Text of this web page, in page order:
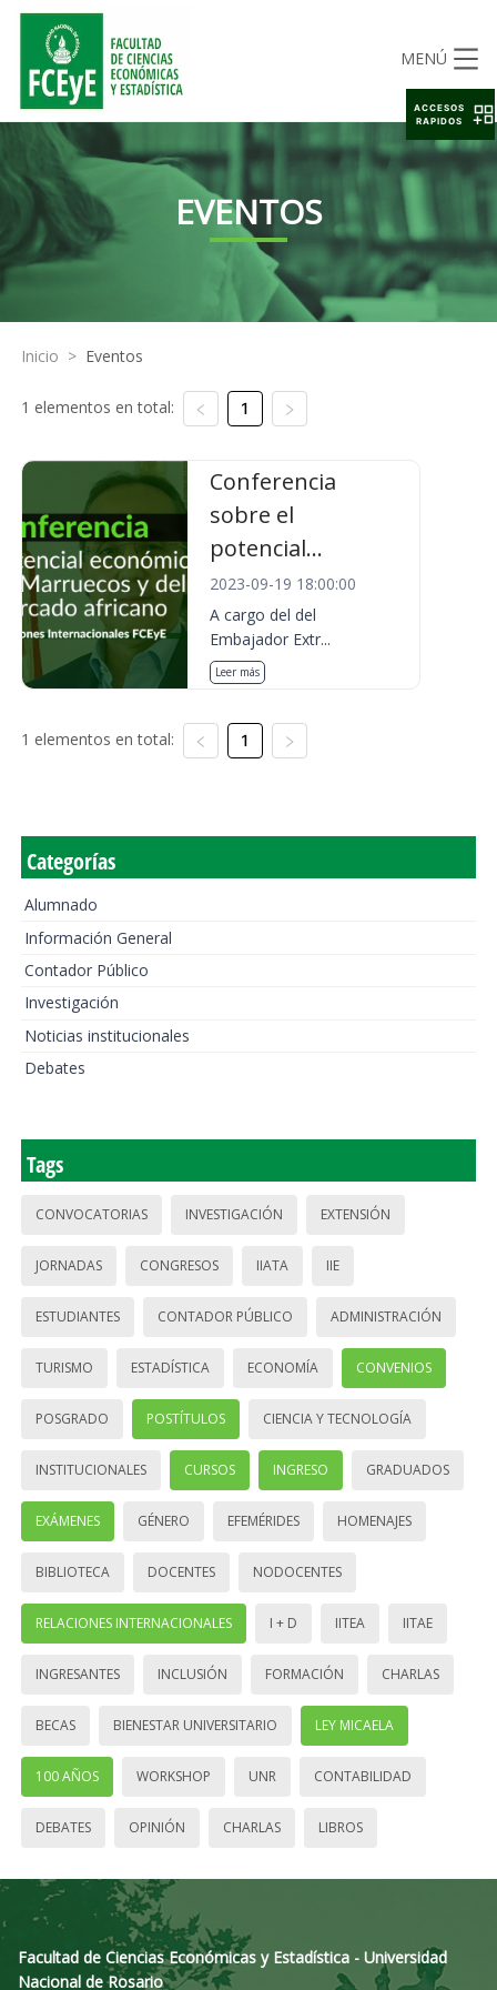
MENÚ
EVENTOS
Inicio > Eventos
1 elementos en total: 1
Conferencia
sobre el
potencial...
2023-09-19 18:00:00
A cargo del del
Embajador Extr...
Leer más
1 elementos en total: 1
Categorías
Alumnado
Información General
Contador Público
Investigación
Noticias institucionales
Debates
Tags
CONVOCATORIAS INVESTIGACIÓN EXTENSIÓN
JORNADAS CONGRESOS IIATA IIE
ESTUDIANTES CONTADOR PÚBLICO ADMINISTRACIÓN
TURISMO ESTADÍSTICA ECONOMÍA CONVENIOS
POSGRADO POSTÍTULOS CIENCIA Y TECNOLOGÍA
INSTITUCIONALES CURSOS INGRESO GRADUADOS
EXÁMENES GÉNERO EFEMÉRIDES HOMENAJES
BIBLIOTECA DOCENTES NODOCENTES
RELACIONES INTERNACIONALES I + D IITEA IITAE
INGRESANTES INCLUSIÓN FORMACIÓN CHARLAS
BECAS BIENESTAR UNIVERSITARIO LEY MICAELA
100 AÑOS WORKSHOP UNR CONTABILIDAD
DEBATES OPINIÓN CHARLAS LIBROS
Facultad de Ciencias Económicas y Estadística - Universidad
Nacional de Rosario
ACCESOS
RAPIDOS